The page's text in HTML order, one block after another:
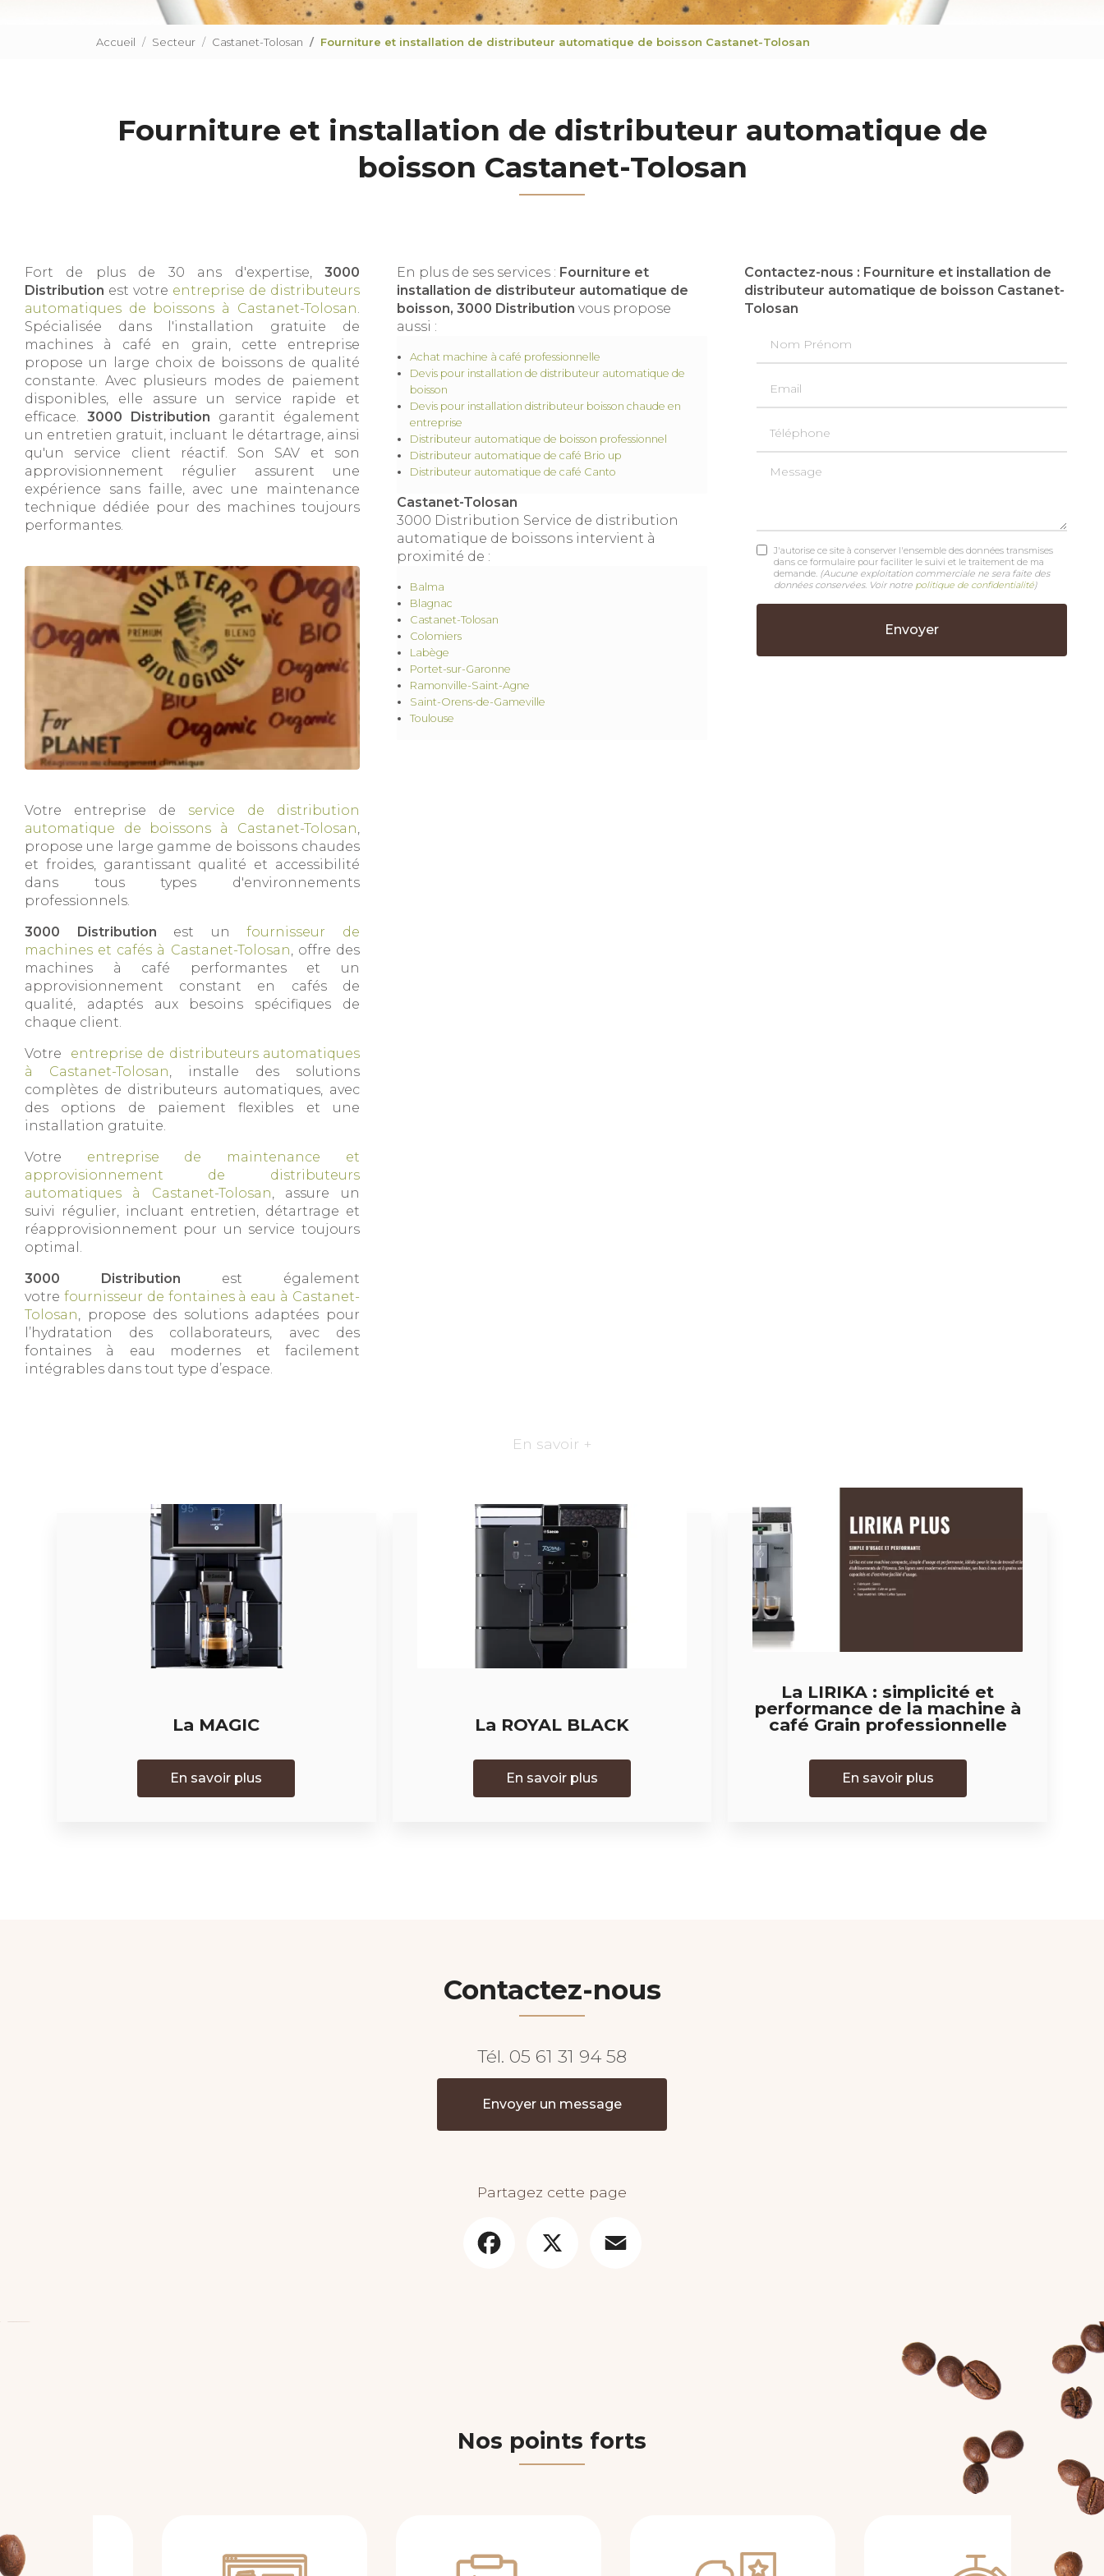
Accueil Secteur Castanet-Tolosan Fourniture et installation de distributeur automatique de boisson Castanet-Tolosan
Fourniture et installation de distributeur automatique de
boisson Castanet-Tolosan
Fort de plus de 30 ans d'expertise, 3000
Distribution est votre entreprise de distributeurs
automatiques de boissons à Castanet-Tolosan.
Spécialisée dans l'installation gratuite de
machines à café en grain, cette entreprise
propose un large choix de boissons de qualité
constante. Avec plusieurs modes de paiement
disponibles, elle assure un service rapide et
efficace. 3000 Distribution garantit également
un entretien gratuit, incluant le détartrage, ainsi
qu'un service client réactif. Son SAV et son
approvisionnement régulier assurent une
expérience sans faille, avec une maintenance
technique dédiée pour des machines toujours
performantes.
Votre entreprise de service de distribution
automatique de boissons à Castanet-Tolosan
propose une large gamme de boissons chaudes
et froides, garantissant qualité et accessibilité
dans tous types d'environnements
professionnels.
3000 Distribution est un
fournisseur de
machines et cafés à Castanet-Tolosan , offre des
machines à café performantes et un
approvisionnement constant en cafés de
qualité, adaptés aux besoins spécifiques de
chaque client.
Votre entreprise de distributeurs automatiques
à Castanet-Tolosan
, installe des solutions
complètes de distributeurs automatiques, avec
des options de paiement flexibles et une
installation gratuite.
Votre entreprise de maintenance et
approvisionnement de distributeurs
automatiques à Castanet-Tolosan
, assure un
suivi régulier, incluant entretien, détartrage et
réapprovisionnement pour un service toujours
optimal.
3000 Distribution est également
votre fournisseur de fontaines à eau à Castanet-
Tolosan
, propose des solutions adaptées pour
l’hydratation des collaborateurs, avec des
fontaines à eau modernes et facilement
intégrables dans tout type d’espace.
En plus de ses services : Fourniture et
installation de distributeur automatique de
boisson, 3000 Distribution vous propose
aussi :
Achat machine à café professionnelle
Devis pour installation de distributeur automatique de
boisson
Devis pour installation distributeur boisson chaude en
entreprise
Distributeur automatique de boisson professionnel
Distributeur automatique de café Brio up
Distributeur automatique de café Canto
Castanet-Tolosan
3000 Distribution Service de distribution
automatique de boissons intervient à
proximité de :
Balma
Blagnac
Castanet-Tolosan
Colomiers
Labège
Portet-sur-Garonne
Ramonville-Saint-Agne
Saint-Orens-de-Gameville
Toulouse
Contactez-nous : Fourniture et installation de
distributeur automatique de boisson Castanet-
Tolosan
Message
J'autorise ce site à conserver l'ensemble des données transmises
dans ce formulaire pour faciliter le suivi et le traitement de ma
demande. (Aucune exploitation commerciale ne sera faite des
données conservées. Voir notre politique de confidentialité)
En savoir +
La MAGIC
En savoir plus
La ROYAL BLACK
En savoir plus
La LIRIKA : simplicité et
performance de la machine à
café Grain professionnelle
En savoir plus
Contactez-nous
Tél. 05 61 31 94 58
Envoyer un message
Partagez cette page
Nos points forts